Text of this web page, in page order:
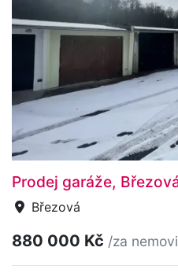
Prodej garáže,
Březová
880 000 Kč /za